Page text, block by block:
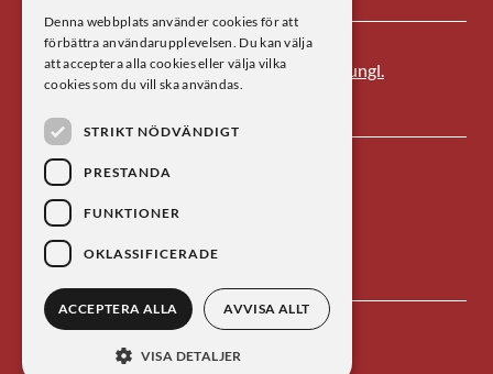
Kontakta oss
Centrum för vetenskapshistoria är ett av
Kungl.
Vetenskapsakademiens forskningsinstitut.
Denna webbplats använder cookies för att
förbättra användarupplevelsen. Du kan välja
att acceptera alla cookies eller välja vilka
cookies som du vill ska användas.
STRIKT NÖDVÄNDIGT
PRESTANDA
FUNKTIONER
OKLASSIFICERADE
ACCEPTERA ALLA AVVISA ALLT
VISA DETALJER